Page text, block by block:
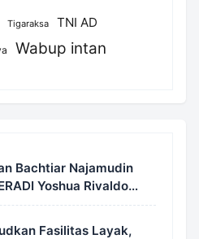
Tigaraksa
TNI AD
Wabup intan
Bachtiar Najamudin
Yoshua Rivaldo
Supremasi Hukum
Fasilitas Layak,